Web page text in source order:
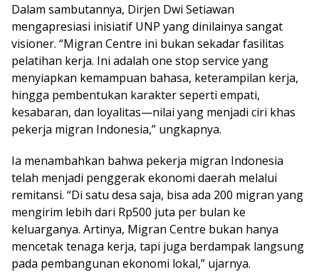
Dalam sambutannya, Dirjen Dwi Setiawan
mengapresiasi inisiatif UNP yang dinilainya sangat
visioner. “Migran Centre ini bukan sekadar fasilitas
pelatihan kerja. Ini adalah one stop service yang
menyiapkan kemampuan bahasa, keterampilan kerja,
hingga pembentukan karakter seperti empati,
kesabaran, dan loyalitas—nilai yang menjadi ciri khas
pekerja migran Indonesia,” ungkapnya.
Ia menambahkan bahwa pekerja migran Indonesia
telah menjadi penggerak ekonomi daerah melalui
remitansi. “Di satu desa saja, bisa ada 200 migran yang
mengirim lebih dari Rp500 juta per bulan ke
keluarganya. Artinya, Migran Centre bukan hanya
mencetak tenaga kerja, tapi juga berdampak langsung
pada pembangunan ekonomi lokal,” ujarnya.